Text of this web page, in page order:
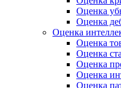
Оценка
Оценка
Оценка
Оценка
Оценка
Оценка
Оценка
Оценка